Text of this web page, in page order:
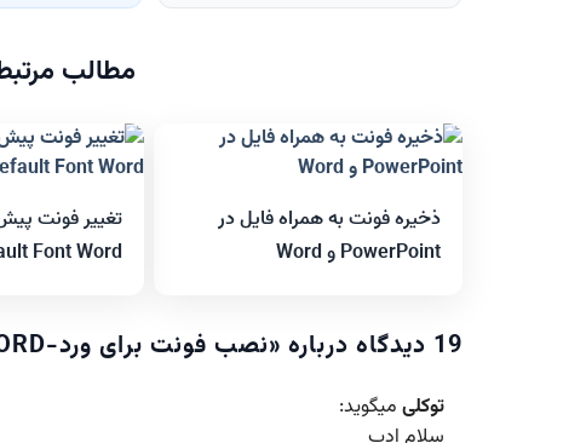
مطالب
ذخیره فونت به همراه فایل در
PowerPoint و Word
Font Word
19 دیدگاه درباره « نصب فونت برای ورد-INSTALL FONTS WORD
توکلی میگوید: